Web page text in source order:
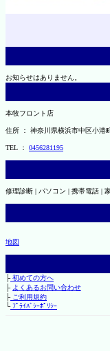
お知らせはありません。
本牧フロント店
住所 ： 神奈川県横浜市中区小
TEL ： 0456281195
修理診断 | パソコン | 携帯電話 |
地図
├初めての方へ
├ よくあるお問い合わせ
├ご利用規約
└ﾌﾟﾗｲﾊﾞｼｰﾎﾟﾘｼｰ